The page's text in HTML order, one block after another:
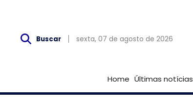
Buscar sexta, 07 de agosto de 2026
Home Últimas notícias